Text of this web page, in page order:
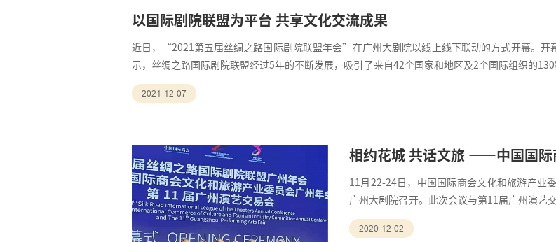
以国际剧院联盟为平台 共享文化交流成果
近日，“2021第五届丝绸之路国际剧院联盟年会”在广州大剧院以线上线下联动的方式开幕。开
示，丝绸之路国际剧院联盟经过5年的不断发展，吸引了来自42个国家和地区及2个国际组织的
已经成为共建“一带一路”国家艺术机构间交流合作的重要平台和全球最大的演艺文化交流合作平
2021-12-07
相约花城 共话文旅 ——中国国际
11月22-24日，中国国际商会文化和旅游产
广州大剧院召开。此次会议与第11届广州演艺
国国际商会张屹副秘书长及综合业务部负责
员企业主要领导80余人出席了会议。张屹副秘
2020-12-02